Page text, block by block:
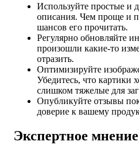
Используйте простые и
описания. Чем проще и
шансов его прочитать.
Регулярно обновляйте
произошли какие-то
отразить.
Оптимизируйте
Убедитесь, что картики
слишком тяжелые для
Опубликуйте отзывы
доверие к вашему
Экспертное мнение